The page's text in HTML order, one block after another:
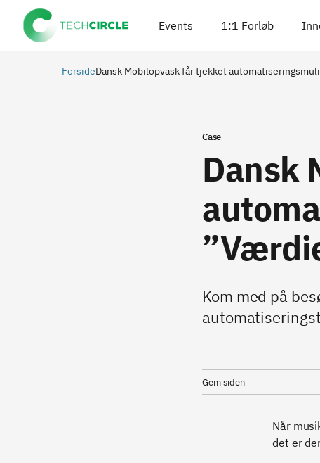
Events 1:1 Forløb
ForsideDansk Mobilopvask får tjekket
Case
Dansk
Kom med på
Gem siden
Når
det er